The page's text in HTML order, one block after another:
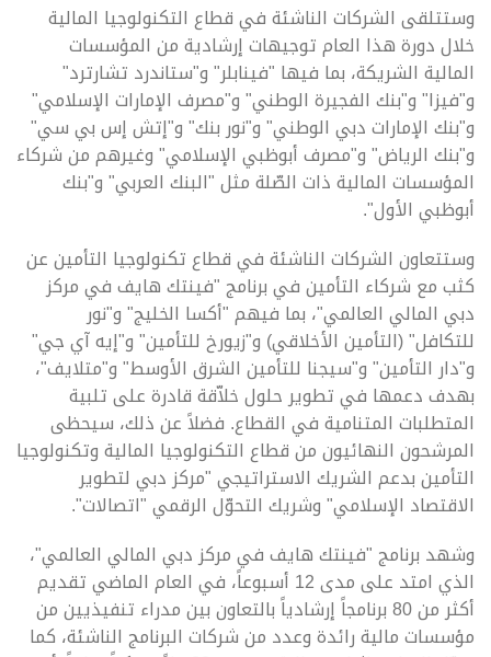
وستتلقى الشركات الناشئة في قطاع التكنولوجيا المالية
خلال دورة هذا العام توجيهات إرشادية من المؤسسات
المالية الشريكة، بما فيها "فينابلر" و"ستاندرد تشارترد"
و"فيزا" و"بنك الفجيرة الوطني" و"مصرف الإمارات الإسلامي"
و"بنك الإمارات دبي الوطني" و"نور بنك" و"إتش إس بي سي"
و"بنك الرياض" و"مصرف أبوظبي الإسلامي" وغيرهم من شركاء
المؤسسات المالية ذات الصّلة مثل "البنك العربي" و"بنك
أبوظبي الأول".
وستتعاون الشركات الناشئة في قطاع تكنولوجيا التأمين عن
كثب مع شركاء التأمين في برنامج "فينتك هايف في مركز
دبي المالي العالمي"، بما فيهم "أكسا الخليج" و"نور
للتكافل" (التأمين الأخلاقي) و"زيورخ للتأمين" و"إيه آي جي"
و"دار التأمين" و"سيجنا للتأمين الشرق الأوسط" و"متلايف"،
بهدف دعمها في تطوير حلول خلاّقة قادرة على تلبية
المتطلبات المتنامية في القطاع. فضلاً عن ذلك، سيحظى
المرشحون النهائيون من قطاع التكنولوجيا المالية وتكنولوجيا
التأمين بدعم الشريك الاستراتيجي "مركز دبي لتطوير
الاقتصاد الإسلامي" وشريك التحوّل الرقمي "اتصالات".
وشهد برنامج "فينتك هايف في مركز دبي المالي العالمي"،
الذي امتد على مدى 12 أسبوعاً، في العام الماضي
تقديم
أكثر من 80 برنامجاً إرشادياً بالتعاون بين مدراء تنفيذيين من
مؤسسات مالية رائدة وعدد من شركات البرنامج الناشئة، كما